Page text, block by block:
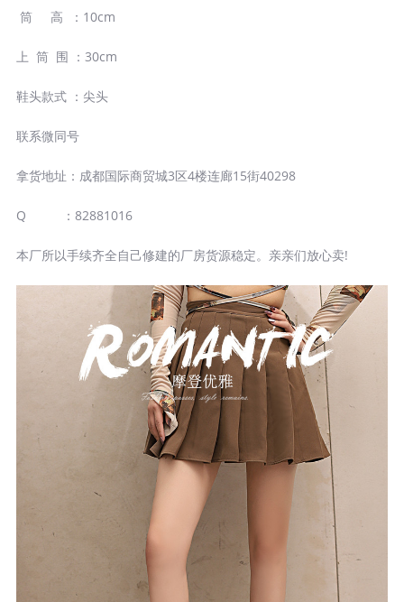
筒 高 ：10cm
上 筒 围 ：30cm
鞋头款式 ：尖头
联系微同号
拿货地址：成都国际商贸城3区4楼连廊15街40298
Q ：82881016
本厂所以手续齐全自己修建的厂房货源稳定。亲亲们放心卖!